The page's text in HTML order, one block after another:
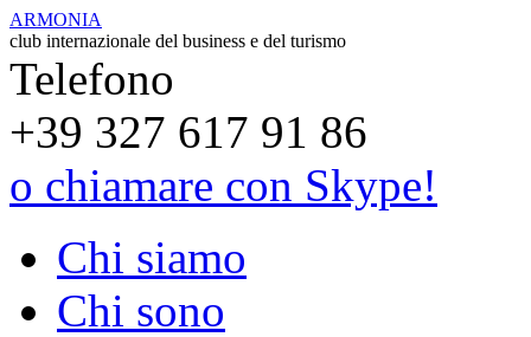
ARMONIA
club internazionale del business e del turismo
Telefono
+39 327 617 91 86
o chiamare con Skype!
Chi siamo
Chi sono